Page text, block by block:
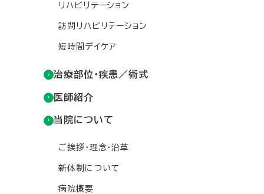
リハビリテーション
訪問リハビリテーション
短時間デイケア
治療部位・疾患／術式
医師紹介
当院について
ご挨拶・理念・沿革
新体制について
病院概要